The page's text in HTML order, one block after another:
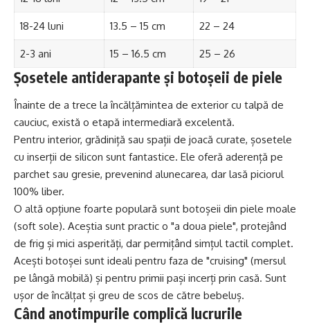
18-24 luni 13.5 – 15 cm 22 – 24
2-3 ani 15 – 16.5 cm 25 – 26
Șosetele antiderapante și botoșeii de piele
Înainte de a trece la încălțămintea de exterior cu talpă de
cauciuc, există o etapă intermediară excelentă.
Pentru interior, grădiniță sau spații de joacă curate, șosetele
cu inserții de silicon sunt fantastice. Ele oferă aderență pe
parchet sau gresie, prevenind alunecarea, dar lasă piciorul
100% liber.
O altă opțiune foarte populară sunt botoșeii din piele moale
(soft sole). Aceștia sunt practic o "a doua piele", protejând
de frig și mici asperități, dar permițând simțul tactil complet.
Acești botoșei sunt ideali pentru faza de "cruising" (mersul
pe lângă mobilă) și pentru primii pași incerți prin casă. Sunt
ușor de încălțat și greu de scos de către bebeluș.
Când anotimpurile complică lucrurile